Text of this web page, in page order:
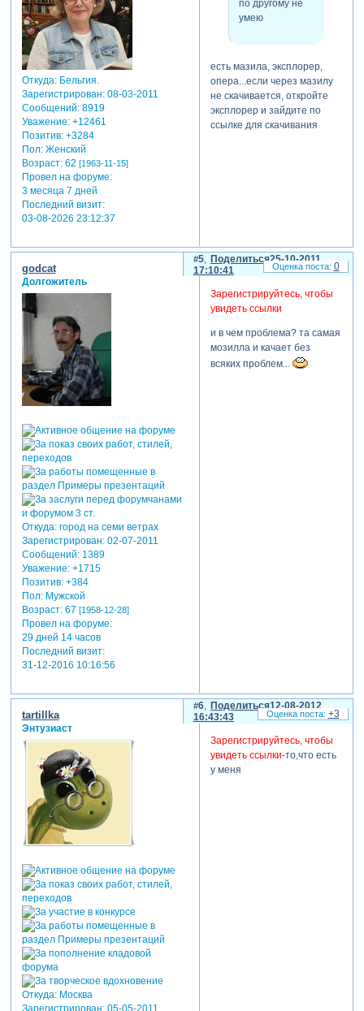
Откуда:Бельгия.
Зарегистрирован: 08-03-2011
Сообщений:8919
Уважение: +12461
Позитив: +3284
Пол:Женский
Возраст:62 [1963-11-15]
Провел на форуме:
3 месяца 7 дней
Последний визит:
03-08-2026 23:12:37
по другому не
умею
есть мазила, эксплорер,
опера...если через мазилу
не скачивается, откройте
эксплорер и зайдите по
ссылке для скачивания
Поделиться
5
25-10-2011
17:10:41
godcat
Долгожитель
Откуда:город на семи ветрах
Зарегистрирован: 02-07-2011
Сообщений:1389
Уважение: +1715
Позитив: +384
Пол:Мужской
Возраст:67 [1958-12-28]
Провел на форуме:
29 дней 14 часов
Последний визит:
31-12-2016 10:16:56
Зарегистрируйтесь, чтобы
увидеть ссылки
и в чем проблема? та самая
мозилла и качает без
всяких проблем...
0
Поделиться
6
12-08-2012
16:43:43
tartillka
Энтузиаст
Откуда:Москва
Зарегистрируйтесь, чтобы
увидеть ссылки-то,что есть
у меня
+3